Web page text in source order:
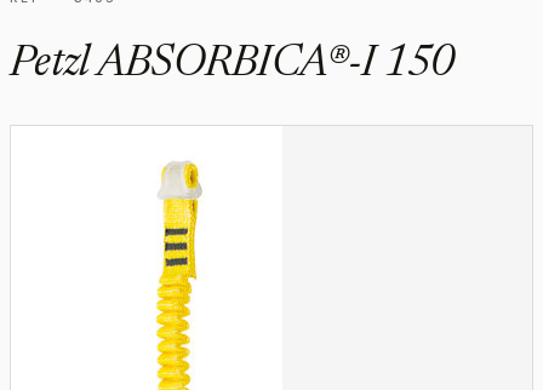
Petzl ABSORBICA®-I 150